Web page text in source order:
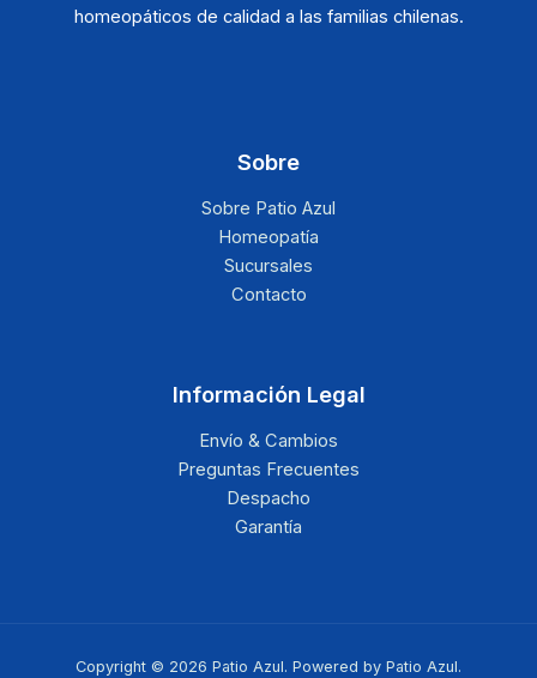
homeopáticos de calidad a las familias chilenas.
Sobre
Sobre Patio Azul
Homeopatía
Sucursales
Contacto
Información Legal
Envío & Cambios
Preguntas Frecuentes
Despacho
Garantía
Copyright © 2026 Patio Azul. Powered by Patio Azul.